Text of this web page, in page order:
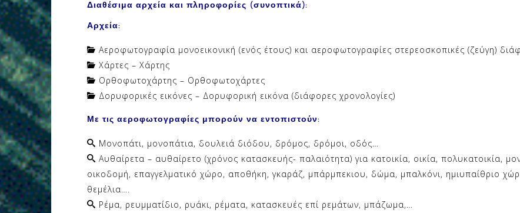
Διαθέσιμα αρχεία και πληροφορίες (συνοπτικά):
Αρχεία:
Aεροφωτογραφία μονοεικονική (ενός έτους) και αεροφωτογραφίες στερεοσκοπικές (ζεύγη)
Χάρτες – Χάρτης
Ορθοφωτοχάρτης – Ορθοφωτοχάρτες
Δορυφορικές εικόνες – Δορυφορική εικόνα (διάφορες χρονολογίες)
Με τις αεροφωτογραφίες μπορούν να εντοπιστούν:
Μονοπάτι, μονοπάτια, δουλειά διόδου, δρόμος, δρόμοι, οδός…
Αυθαίρετα – αυθαίρετο (χρόνος κατασκευής- παλαιότητα) για κατοικία, οικία, πολυκατοικία,
οικοδομή, επαγγελματικό χώρο, αποθήκη, γκαράζ, μπάρμπεκιου, δώμα, μπαλκόνι, ημιυπαίθριο
θεμέλια….
Ρέμα, ρευμματίδιο, ρυάκι, ρέματα, κατασκευές επί ρεμάτων, μπάζωμα,…